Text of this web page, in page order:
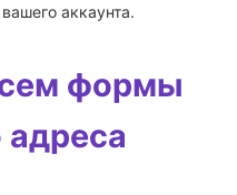
аккаунта.
формы
адреса